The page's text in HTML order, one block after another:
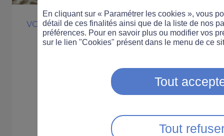
VOITURE COMPORTEMENT
Une
inciter au
limites de
En cliquant sur « Paramétrer les cookies », vous
détail de ces finalités ainsi que de la liste de nos
préférences. Pour en savoir plus ou modifier vos
sur le lien "Cookies" présent dans le menu de ce
Tout
Tout